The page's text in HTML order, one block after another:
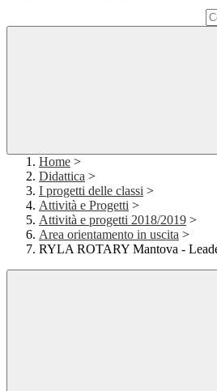
Home >
Didattica >
I progetti delle classi >
Attività e Progetti >
Attività e progetti 2018/2019 >
Area orientamento in uscita >
RYLA ROTARY Mantova -